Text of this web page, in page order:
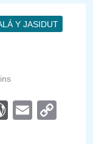
Y JASIDUT
Email